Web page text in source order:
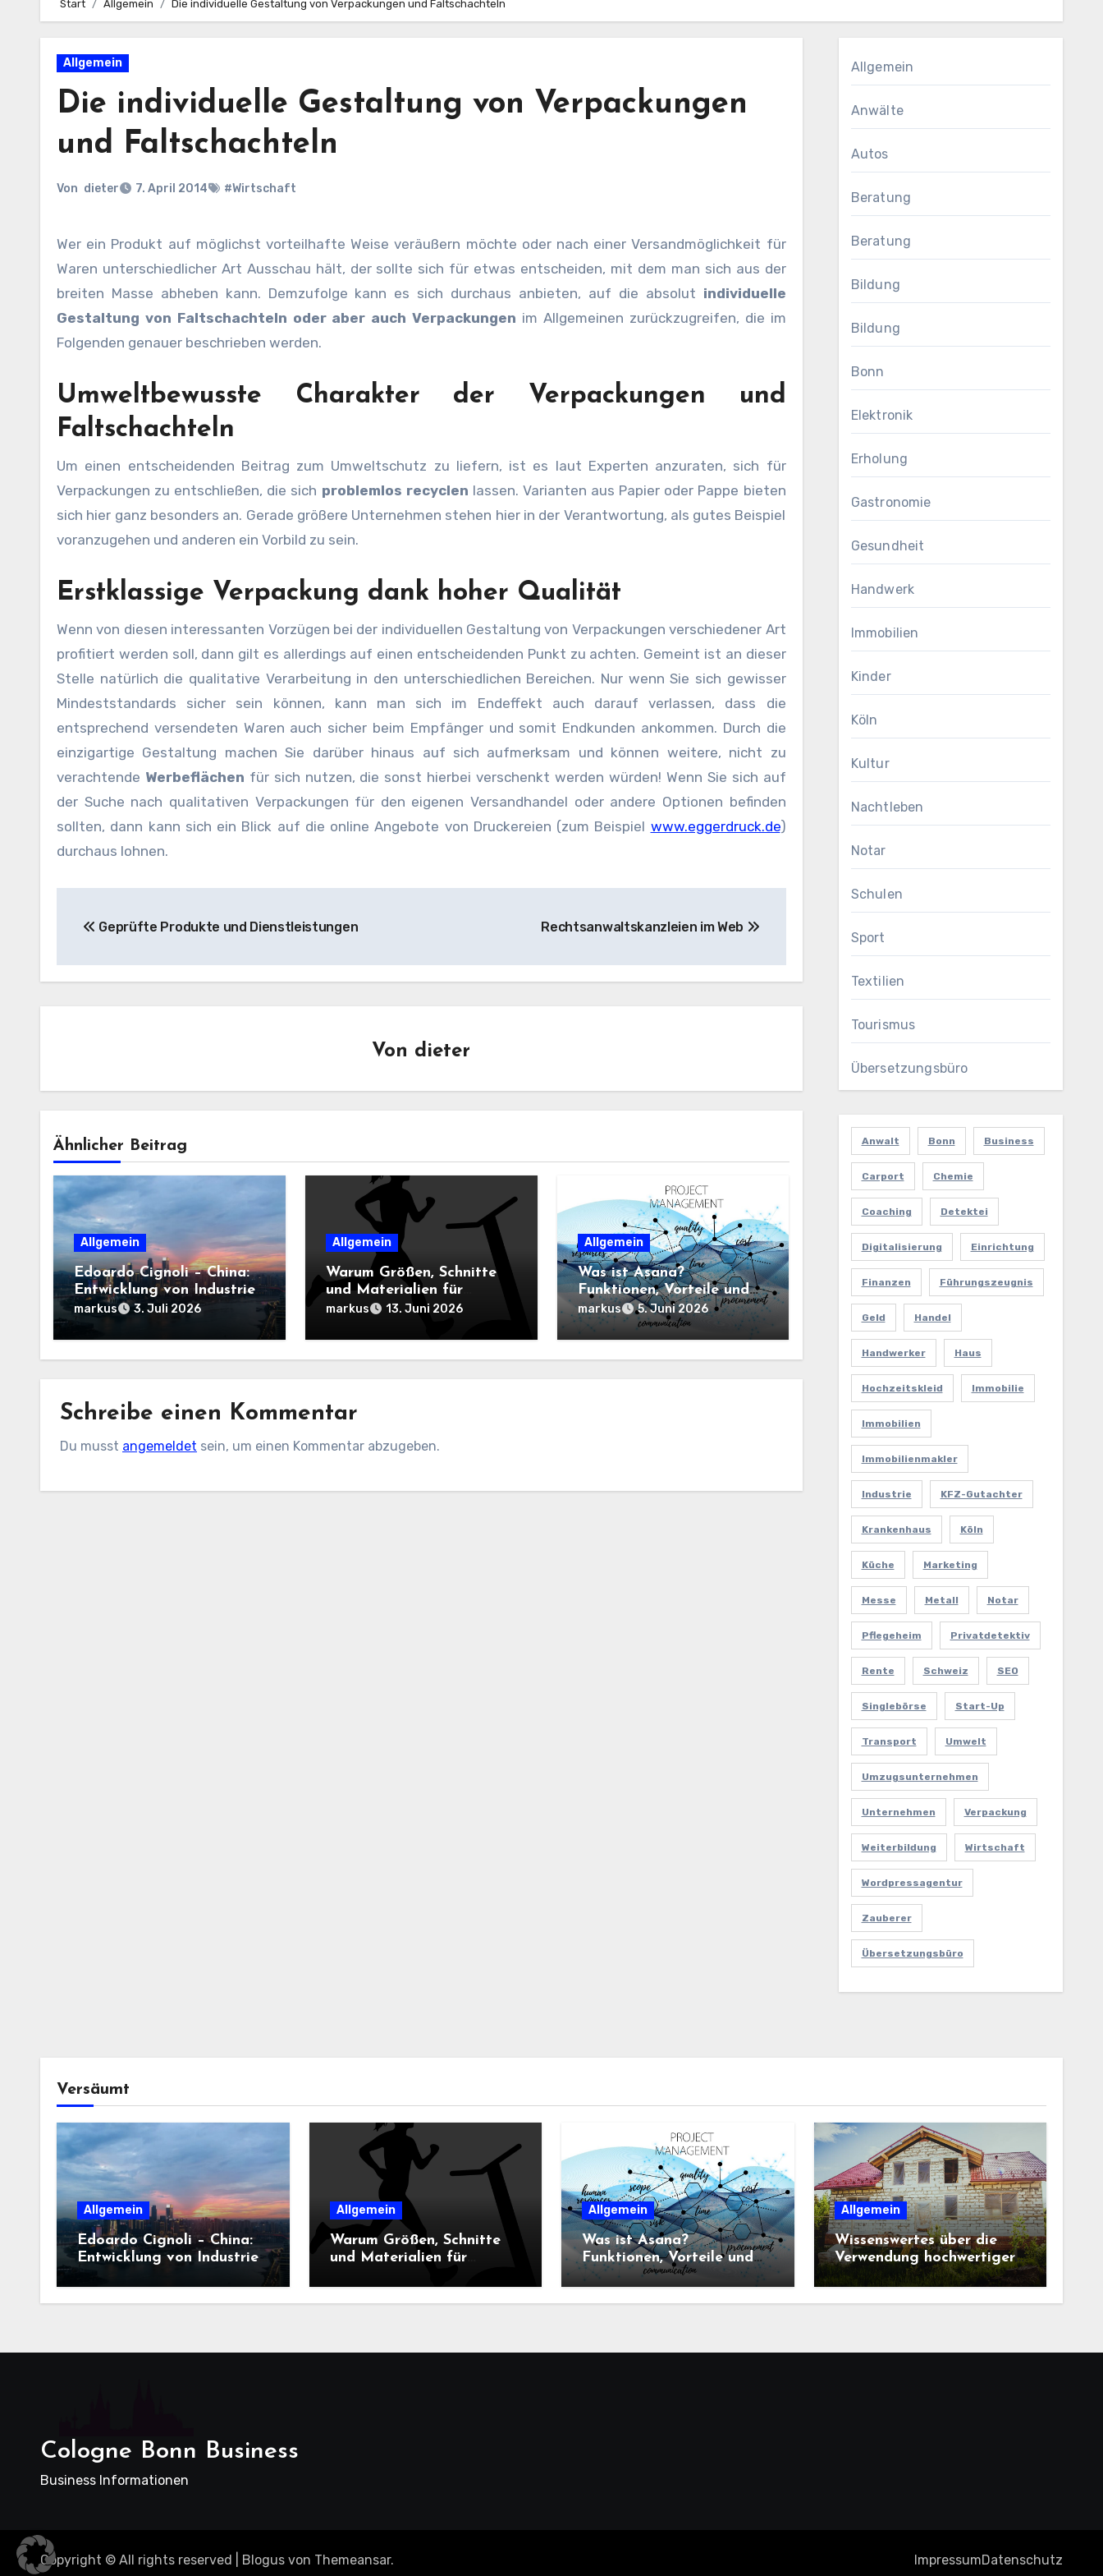
Start Allgemein Die individuelle Gestaltung von Verpackungen und Faltschachteln
Allgemein
Die individuelle Gestaltung von Verpackungen
und Faltschachteln
Von dieter 7. April 2014 #Wirtschaft
Wer ein Produkt auf möglichst vorteilhafte Weise veräußern möchte oder nach einer Versandmöglichkeit für
Waren unterschiedlicher Art Ausschau hält, der sollte sich für etwas entscheiden, mit dem man sich aus der
breiten Masse abheben kann. Demzufolge kann es sich durchaus anbieten, auf die absolut individuelle
Gestaltung von Faltschachteln oder aber auch Verpackungen im Allgemeinen zurückzugreifen, die im
Folgenden genauer beschrieben werden.
Umweltbewusste Charakter der Verpackungen und
Faltschachteln
Um einen entscheidenden Beitrag zum Umweltschutz zu liefern, ist es laut Experten anzuraten, sich für
Verpackungen zu entschließen, die sich problemlos recyclen lassen. Varianten aus Papier oder Pappe bieten
sich hier ganz besonders an. Gerade größere Unternehmen stehen hier in der Verantwortung, als gutes Beispiel
voranzugehen und anderen ein Vorbild zu sein.
Erstklassige Verpackung dank hoher Qualität
Wenn von diesen interessanten Vorzügen bei der individuellen Gestaltung von Verpackungen verschiedener Art
profitiert werden soll, dann gilt es allerdings auf einen entscheidenden Punkt zu achten. Gemeint ist an dieser
Stelle natürlich die qualitative Verarbeitung in den unterschiedlichen Bereichen. Nur wenn Sie sich gewisser
Mindeststandards sicher sein können, kann man sich im Endeffekt auch darauf verlassen, dass die
entsprechend versendeten Waren auch sicher beim Empfänger und somit Endkunden ankommen. Durch die
einzigartige Gestaltung machen Sie darüber hinaus auf sich aufmerksam und können weitere, nicht zu
verachtende Werbeflächen für sich nutzen, die sonst hierbei verschenkt werden würden! Wenn Sie sich auf
der Suche nach qualitativen Verpackungen für den eigenen Versandhandel oder andere Optionen befinden
sollten, dann kann sich ein Blick auf die online Angebote von Druckereien (zum Beispiel www.eggerdruck.de)
durchaus lohnen.
Geprüfte Produkte und Dienstleistungen Rechtsanwaltskanzleien im Web
Von dieter
Ähnlicher Beitrag
Allgemein
Edoardo Cignoli – China:
Entwicklung von Industrie,
Innovation und
Technologie
markus 3. Juli 2026
Allgemein
Warum Größen, Schnitte
und Materialien für
Damen-Sportbekleidung
markus 13. Juni 2026
Allgemein
Was ist Asana?
Funktionen, Vorteile und
Einsatz im
Projektmanagement
markus 5. Juni 2026
Schreibe einen Kommentar
Du musst angemeldet sein, um einen Kommentar abzugeben.
Allgemein
Anwälte
Autos
Beratung
Beratung
Bildung
Bildung
Bonn
Elektronik
Erholung
Gastronomie
Gesundheit
Handwerk
Immobilien
Kinder
Köln
Kultur
Nachtleben
Notar
Schulen
Sport
Textilien
Tourismus
Übersetzungsbüro
Anwalt Bonn Business
Carport Chemie
Coaching Detektei
Digitalisierung Einrichtung
Finanzen Führungszeugnis
Geld Handel
Handwerker Haus
Hochzeitskleid Immobilie
Immobilien
Immobilienmakler
Industrie KFZ-Gutachter
Krankenhaus Köln
Küche Marketing
Messe Metall Notar
Pflegeheim Privatdetektiv
Rente Schweiz SEO
Singlebörse Start-Up
Transport Umwelt
Umzugsunternehmen
Unternehmen Verpackung
Weiterbildung Wirtschaft
Wordpressagentur
Zauberer
Übersetzungsbüro
Versäumt
Allgemein
Edoardo Cignoli – China:
Entwicklung von Industrie,
Technologie
Allgemein
Warum Größen, Schnitte
und Materialien für
entscheidend sind
Allgemein
Was ist Asana?
Funktionen, Vorteile und
Einsatz im
Projektmanagement
Allgemein
Wissenswertes über die
Verwendung hochwertiger
Baustoffe im Haus und
beim Hausbau
Cologne Bonn Business
Business Informationen
Copyright © All rights reserved Blogus von Themeansar. ImpressumDatenschutz